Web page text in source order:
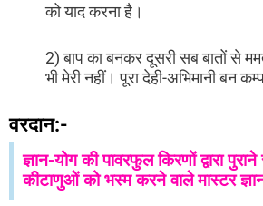
को याद करना है।
2) बाप का बनकर दूसरी सब बातों से
भी मेरी नहीं। पूरा देही-अभिमानी बन
वरदान:-
ज्ञान-योग की पावरफुल किरणों द्वारा
कीटाणुओं को भस्म करने वाले मास्टर